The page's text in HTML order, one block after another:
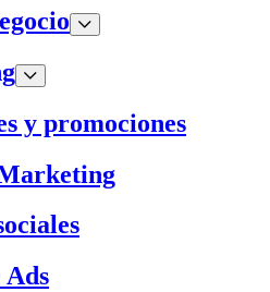
y promociones
Ads